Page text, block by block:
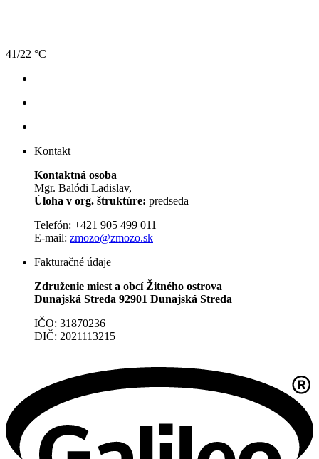
41/22 °C
Kontakt
Kontaktná osoba
Mgr. Balódi Ladislav,
Úloha v org. štruktúre: predseda
Telefón: +421 905 499 011
E-mail: zmozo@zmozo.sk
Fakturačné údaje
Združenie miest a obcí Žitného ostrova
Dunajská Streda 92901 Dunajská Streda
IČO: 31870236
DIČ: 2021113215